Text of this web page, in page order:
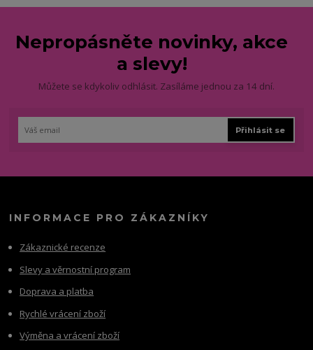
Nepropásněte novinky, akce
a slevy!
Můžete se kdykoliv odhlásit. Zasíláme jednou za 14 dní.
Přihlásit se
INFORMACE PRO ZÁKAZNÍKY
Zákaznické recenze
Slevy a věrnostní program
Doprava a platba
Rychlé vrácení zboží
Výměna a vrácení zboží